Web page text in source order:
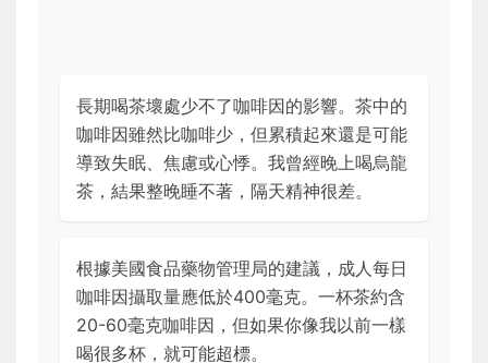
長期喝茶壞處少不了咖啡因的影響。茶中的
咖啡因雖然比咖啡少，但累積起來還是可能
導致失眠、焦慮或心悸。我曾經晚上喝烏龍
茶，結果整晚睡不著，隔天精神很差。
根據美國食品藥物管理局的建議，成人每日
咖啡因攝取量應低於400毫克。一杯茶約含
20-60毫克咖啡因，但如果你像我以前一樣
喝很多杯，就可能超標。